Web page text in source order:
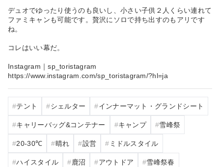
デュオでゆったり使うのも良いし、小さい子供２人くらい連れて
ファミキャンも可能です。贅沢にソロで持ち出すのもアリです
ね。
コレはいい幕だ。
Instagram｜sp_toristagram
https://www.instagram.com/sp_toristagram/?hl=ja
テント シェルター インナーマット・グランドシート
キャリーバッグ&コンテナー キャンプ 雪峰祭
20‐30℃ 晴れ 設営 ミドルスタイル
ハイスタイル 鹿沼 アウトドア 雪峰祭春